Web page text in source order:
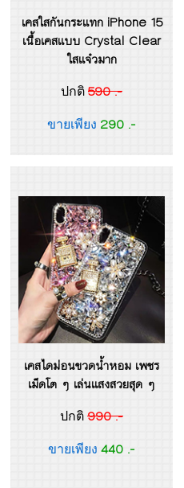
เคสใสกันกระแทก iPhone 15
เนื้อเคสแบบ Crystal Clear
ใสแจ๋วมาก
ปกติ 590 .-
ขายเพียง 290 .-
เคสไดม่อนขวดน้ำหอม เพชร
เม็ดโต ๆ เล่นแสงสวยสุด ๆ
ปกติ 990 .-
ขายเพียง 440 .-